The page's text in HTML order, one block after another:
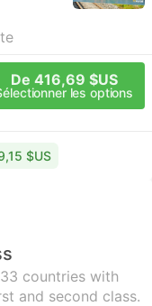
De 416,69 $US
les options
$US
countries with
and second class.